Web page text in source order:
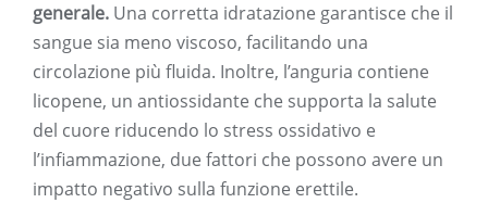
generale. Una corretta idratazione garantisce che il
sangue sia meno viscoso, facilitando una
circolazione più fluida. Inoltre, l’anguria contiene
licopene, un antiossidante che supporta la salute
del cuore riducendo lo stress ossidativo e
l’infiammazione, due fattori che possono avere un
impatto negativo sulla funzione erettile.